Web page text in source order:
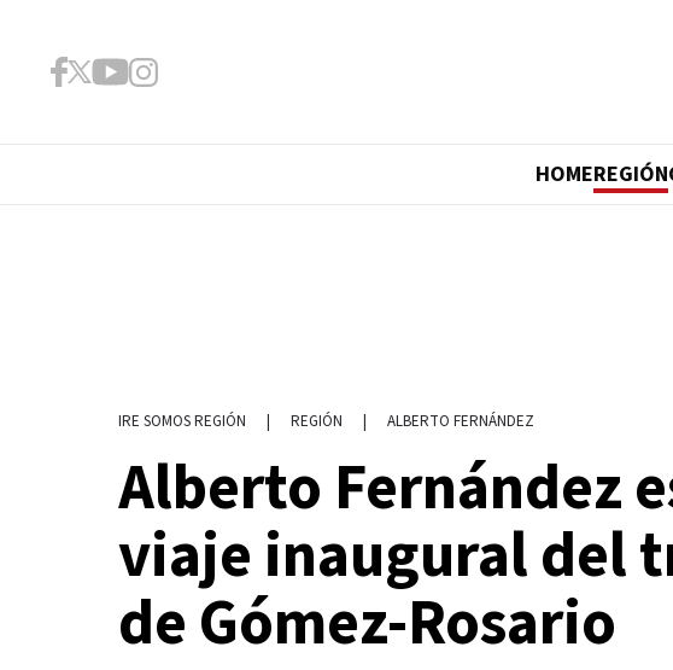
HOMEREGIÓN
IRE SOMOS REGIÓN | REGIÓN | ALBERTO FERNÁNDEZ
Alberto Fernández
viaje inaugural del
de Gómez-Rosario